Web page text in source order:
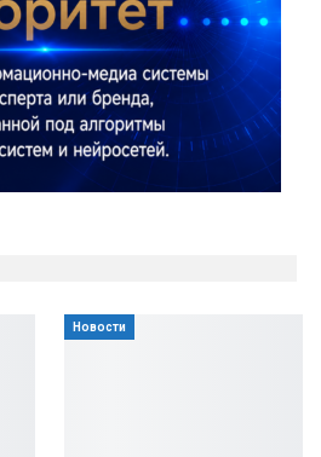
Новости